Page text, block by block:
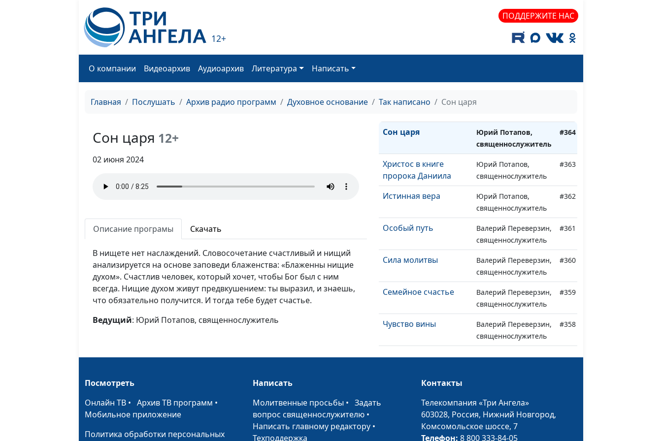
12+
ПОДДЕРЖИТЕ НАС
О компании Видеоархив Аудиоархив Литература Написать
Главная Послушать Архив радио программ Духовное основание Так написано Сон царя
Сон царя 12+
02 июня 2024
Описание програмы Скачать
В нищете нет наслаждений. Словосочетание счастливый и нищий
анализируется на основе заповеди блаженства: «Блаженны нищие
духом». Счастлив человек, который хочет, чтобы Бог был с ним
всегда. Нищие духом живут предвкушением: ты выразил, и знаешь,
что обязательно получится. И тогда тебе будет счастье.
Ведущий: Юрий Потапов, священнослужитель
священнослужитель
Юрий Потапов,
#367
священнослужитель
Мерзость запустения
Сон царя
Юрий Потапов,
священнослужитель
#364
Христос в книге
пророка Даниила
Юрий Потапов,
священнослужитель
#363
Истинная вера
Юрий Потапов,
священнослужитель
#362
Особый путь
Валерий Переверзин,
священнослужитель
#361
Сила молитвы
Валерий Переверзин,
священнослужитель
#360
Семейное счастье
Валерий Переверзин,
священнослужитель
#359
Чувство вины
Валерий Переверзин,
священнослужитель
#358
Три Божьих призыва
Валерий Переверзин,
#357
Пророк, бегающий от
священнослужитель
Радуйтесь,
праведные о Господе
Валерий Переверзин,
священнослужитель
Посмотреть
Онлайн ТВ • Архив ТВ программ •
Мобильное приложение
Политика обработки персональных
Написать
Молитвенные просьбы •Задать
вопрос священнослужителю •
Написать главному редактору •
Техподдержка
Контакты
Телекомпания «Три Ангела»
603028, Россия, Нижний Новгород,
Комсомольское шоссе, 7
Телефон: 8 800 333-84-05